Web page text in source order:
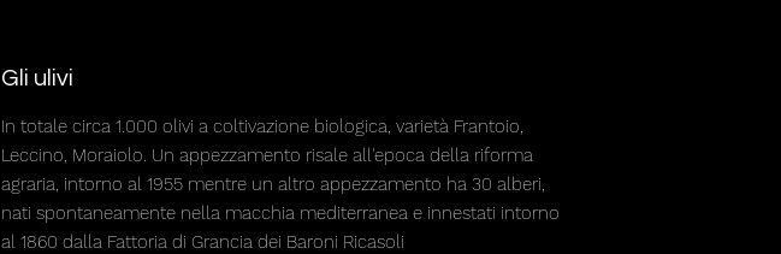
Gli ulivi
In totale circa 1.000 olivi a coltivazione biologica, varietà Frantoio,
Leccino, Moraiolo. Un appezzamento risale all'epoca della riforma
agraria, intorno al 1955 mentre un altro appezzamento ha 30 alberi,
nati spontaneamente nella macchia mediterranea e innestati intorno
al 1860 dalla Fattoria di Grancia dei Baroni Ricasoli